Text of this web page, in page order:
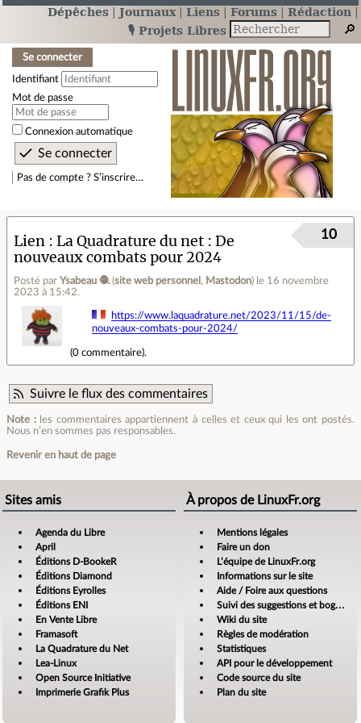
Dépêches Journaux Liens Forums
Rédaction
🎙️ Projets Libres
Se connecter
Identifiant
Mot de passe
Connexion automatique
Pas de compte ? S’inscrire…
Lien
La Quadrature du net : De
nouveaux combats pour 2024
Posté par Ysabeau 🧶 (site web personnel , Mastodon) le 16 novembre
2023 à 15:42.
10
https://www.laquadrature.net/2023/11/15/de-
nouveaux-combats-pour-2024/
(0 commentaire).
Suivre le flux des commentaires
Note :les commentaires appartiennent à celles et ceux qui les ont postés.
Nous n’en sommes pas responsables.
Revenir en haut de page
Sites amis
Agenda du Libre
April
Éditions D-BookeR
Éditions Diamond
Éditions Eyrolles
Éditions ENI
En Vente Libre
Framasoft
La Quadrature du Net
Lea-Linux
Open Source Initiative
Imprimerie Grafik Plus
À propos de LinuxFr.org
Mentions légales
Faire un don
L’équipe de LinuxFr.org
Informations sur le site
Aide / Foire aux questions
Suivi des suggestions et bogues
Wiki du site
Règles de modération
Statistiques
API pour le développement
Code source du site
Plan du site